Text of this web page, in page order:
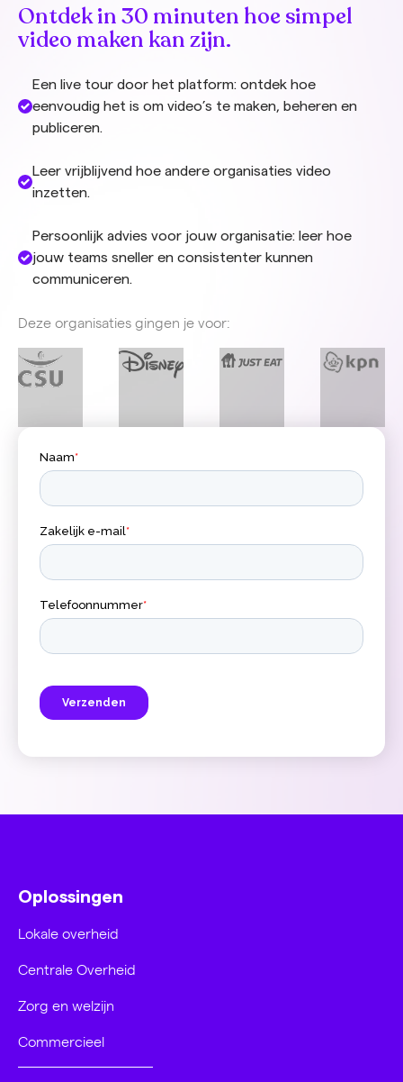
Ontdek in 30 minuten hoe simpel
video maken kan zijn.
Een live tour door het platform: ontdek hoe
eenvoudig het is om video’s te maken, beheren en
publiceren.
Leer vrijblijvend hoe andere organisaties video
inzetten.
Persoonlijk advies voor jouw organisatie: leer hoe
jouw teams sneller en consistenter kunnen
communiceren.
Deze organisaties gingen je voor:
Oplossingen
Lokale overheid
Centrale Overheid
Zorg en welzijn
Commercieel